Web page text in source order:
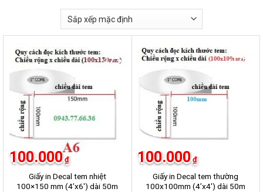
-17%
Giấy in Decal tem nhiệt
100×150 mm (4’x6′) dài 50m
100.000 ₫
-17%
Giấy in Decal tem thường
100x100mm (4’x4′) dài 50m
100.000 ₫